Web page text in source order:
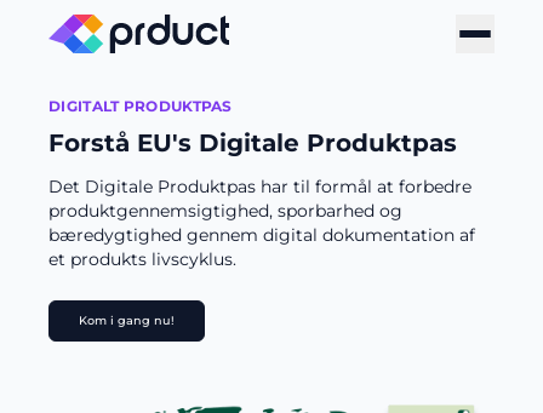
DIGITALT PRODUKTPAS
Forstå EU's Digitale Produktpas
Det Digitale Produktpas har til formål at forbedre
produktgennemsigtighed, sporbarhed og
bæredygtighed gennem digital dokumentation af
et produkts livscyklus.
Kom i gang nu!